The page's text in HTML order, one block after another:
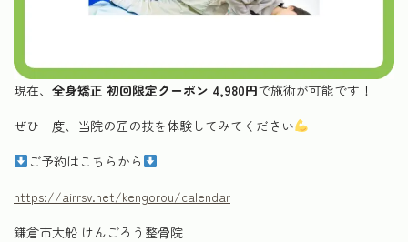
現在、 全身矯正 初回限定クーポン 4,980円で施術が可能です！
ぜひ一度、当院の匠の技を体験してみてください
ご予約はこちらから
https://airrsv.net/kengorou/calendar
鎌倉市大船 けんごろう整骨院